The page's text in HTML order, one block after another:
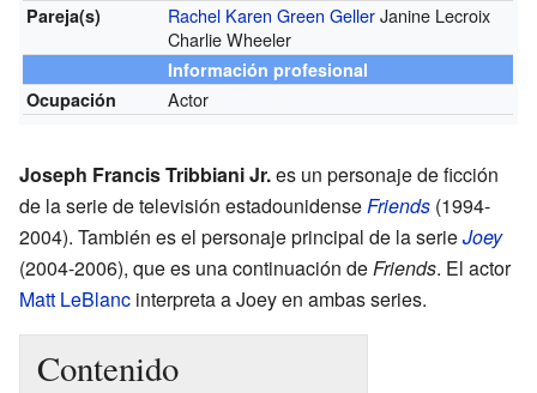
Pareja(s) Rachel Karen Green GellerJanine Lecroix
Charlie Wheeler
Información profesional
Ocupación
Actor
Joseph Francis Tribbiani Jr.es un personaje de ficción
de la serie de televisión estadounidenseFriends (1994-
2004). También es el personaje principal de la serieJoey
(2004-2006), que es una continuación deFriends. El actor
Matt LeBlanc interpreta a Joey en ambas series.
Contenido